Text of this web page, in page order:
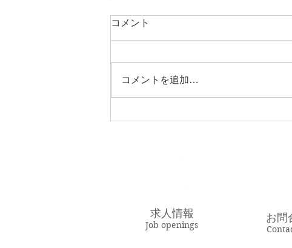
GW
コメント
コメントを追加…
求人情報
Job openings
お問